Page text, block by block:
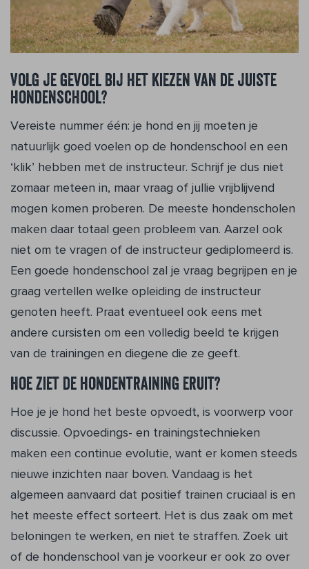
Volg je gevoel bij het kiezen van de juiste
hondenschool?
Vereiste nummer één: je hond en jij moeten je
natuurlijk goed voelen op de hondenschool en een
‘klik’ hebben met de instructeur. Schrijf je dus niet
zomaar meteen in, maar vraag of jullie vrijblijvend
mogen komen proberen. De meeste hondenscholen
maken daar totaal geen probleem van. Aarzel ook
niet om te vragen of de instructeur gediplomeerd is.
Een goede hondenschool zal je vraag begrijpen en je
graag vertellen welke opleiding de instructeur
genoten heeft. Praat eventueel ook eens met
andere cursisten om een volledig beeld te krijgen
van de trainingen en diegene die ze geeft.
Hoe ziet de hondentraining eruit?
Hoe je je hond het beste opvoedt, is voorwerp voor
discussie. Opvoedings- en trainingstechnieken
maken een continue evolutie, want er komen steeds
nieuwe inzichten naar boven. Vandaag is het
algemeen aanvaard dat positief trainen cruciaal is en
het meeste effect sorteert. Het is dus zaak om met
beloningen te werken, en niet te straffen. Zoek uit
of de hondenschool van je voorkeur er ook zo over